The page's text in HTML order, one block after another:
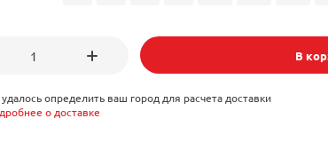
В
определить ваш город для расчета доставки
о доставке